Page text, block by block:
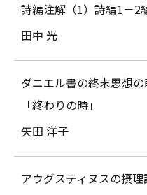
詩編注解（1）詩編1－2
田中 光
ダニエル書の終末思想
「終わりの時」
矢田 洋子
アウグスティヌスの摂理